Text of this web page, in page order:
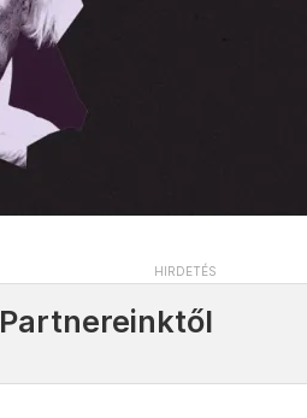
Partnereinktől